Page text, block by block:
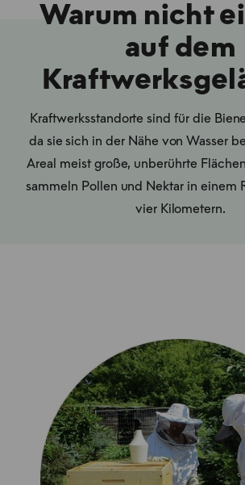
Warum nicht
auf dem
Kraftwerksstandorte sind für die
da sie sich in der Nähe von Wasser
Areal meist große, unberührte
sammeln Pollen und Nektar in einem
vier Kilometern.